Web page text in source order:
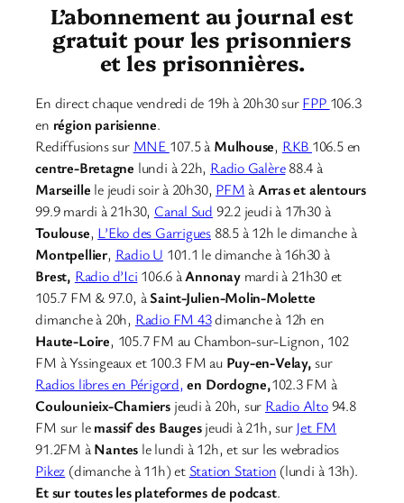
L’abonnement au journal est
gratuit pour les prisonniers
et les prisonnières.
En direct chaque vendredi de 19h à 20h30 surFPP 106.3
en région parisienne.
Rediffusions sur MNE 107.5 à Mulhouse, RKB 106.5 en
centre-Bretagne lundi à 22h, Radio Galère88.4 à
Marseille le jeudi soir à 20h30, PFMàArras et alentours
99.9 mardi à 21h30, Canal Sud 92.2 jeudi à 17h30 à
Toulouse, L’Eko des Garrigues 88.5 à 12h le dimanche à
Montpellier, Radio U 101.1 le dimanche à 16h30 à
Brest, Radio d’Ici 106.6 àAnnonay mardi à 21h30 et
105.7 FM & 97.0, àSaint-Julien-Molin-Molette
dimanche à 20h, Radio FM 43dimanche à 12h en
Haute-Loire, 105.7 FM au Chambon-sur-Lignon, 102
FM à Yssingeaux et 100.3 FM au Puy-en-Velay,sur
Radios libres en Périgord, en Dordogne,102.3 FM à
Coulounieix-Chamiers jeudi à 20h, sur Radio Alto94.8
FM sur lemassif des Baugesjeudi à 21h, sur Jet FM
91.2FM àNantes le lundi à 12h, et sur les webradios
Pikez (dimanche à 11h) et Station Station (lundi à 13h).
Et sur toutes les plateformes de podcast.